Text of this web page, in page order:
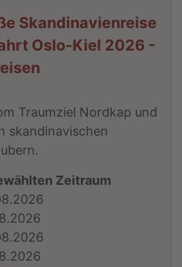
Skandinavienreise
Oslo-Kiel 2026 -
Traumziel Nordkap und
skandinavischen
Zeitraum